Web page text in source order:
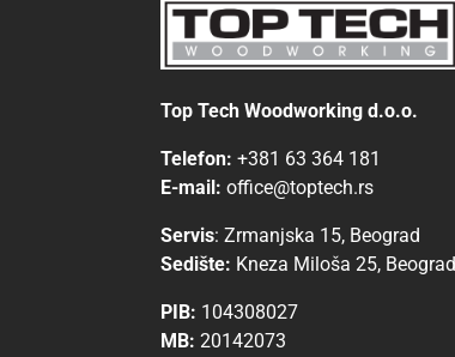
Top Tech Woodworking d.o.o.
Telefon:+381 63 364 181
E-mail:office@toptech.rs
Servis:Zrmanjska 15, Beograd
Sedište: Kneza Miloša 25, Beograd
PIB: 104308027
MB: 20142073